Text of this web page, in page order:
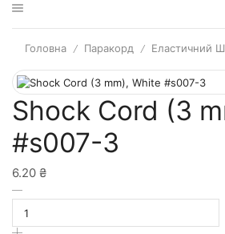
Головна / Паракорд / Еластичний
Shock Cord (3
#s007-3
6.20 ₴